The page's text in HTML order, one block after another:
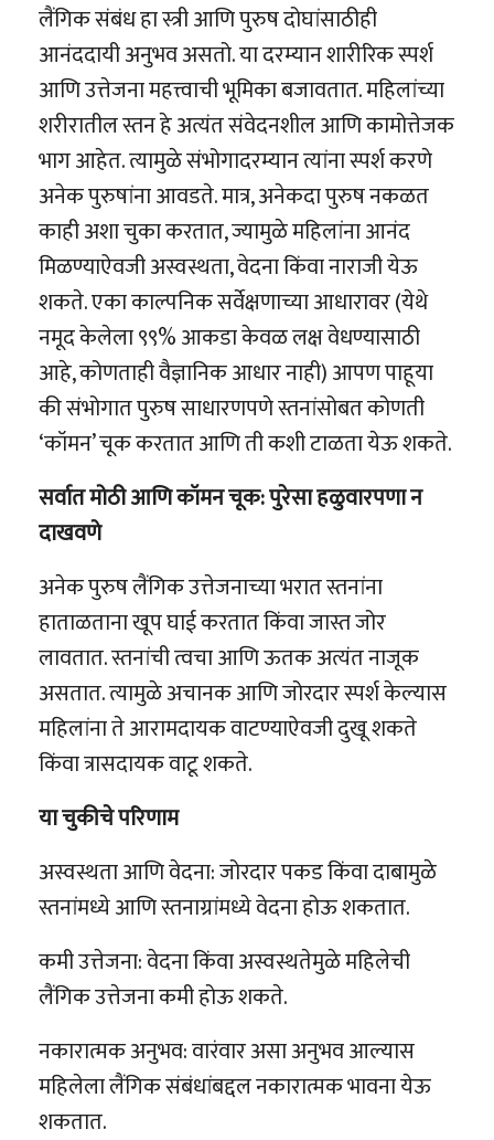
लैंगिक संबंध हा स्त्री आणि पुरुष दोघांसाठीही
आनंददायी अनुभव असतो. या दरम्यान शारीरिक स्पर्श
आणि उत्तेजना महत्त्वाची भूमिका बजावतात. महिलांच्या
शरीरातील स्तन हे अत्यंत संवेदनशील आणि कामोत्तेजक
भाग आहेत. त्यामुळे संभोगादरम्यान त्यांना स्पर्श करणे
अनेक पुरुषांना आवडते. मात्र, अनेकदा पुरुष नकळत
काही अशा चुका करतात, ज्यामुळे महिलांना आनंद
मिळण्याऐवजी अस्वस्थता, वेदना किंवा नाराजी येऊ
शकते. एका काल्पनिक सर्वेक्षणाच्या आधारावर (येथे
नमूद केलेला ९९% आकडा केवळ लक्ष वेधण्यासाठी
आहे, कोणताही वैज्ञानिक आधार नाही) आपण पाहूया
की संभोगात पुरुष साधारणपणे स्तनांसोबत कोणती
‘कॉमन’ चूक करतात आणि ती कशी टाळता येऊ शकते.
सर्वात मोठी आणि कॉमन चूक: पुरेसा हळुवारपणा न
दाखवणे
अनेक पुरुष लैंगिक उत्तेजनाच्या भरात स्तनांना
हाताळताना खूप घाई करतात किंवा जास्त जोर
लावतात. स्तनांची त्वचा आणि ऊतक अत्यंत नाजूक
असतात. त्यामुळे अचानक आणि जोरदार स्पर्श केल्यास
महिलांना ते आरामदायक वाटण्याऐवजी दुखू शकते
किंवा त्रासदायक वाटू शकते.
या चुकीचे परिणाम
अस्वस्थता आणि वेदना: जोरदार पकड किंवा दाबामुळे
स्तनांमध्ये आणि स्तनाग्रांमध्ये वेदना होऊ शकतात.
कमी उत्तेजना: वेदना किंवा अस्वस्थतेमुळे महिलेची
लैंगिक उत्तेजना कमी होऊ शकते.
नकारात्मक अनुभव: वारंवार असा अनुभव आल्यास
महिलेला लैंगिक संबंधांबद्दल नकारात्मक भावना येऊ
शकतात.